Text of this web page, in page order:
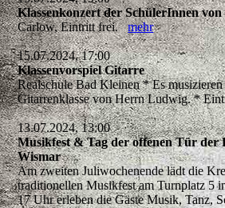
Klassenkonzert der SchülerInnen
Carlow, Eintritt frei.mehr
15.07.2024, 17:00
Klassenvorspiel Gitarre
Realschule Bad Kleinen * Es
Gitarrenklasse von Herrn Ludwig. *
13.07.2024, 13:00
Musikfest & Tag der offenen Tür der
Wismar
Am zweiten Juliwochenende lädt die
traditionellen Musikfest am Turnplatz 5
17 Uhr erleben die Gäste Musik, Tanz,